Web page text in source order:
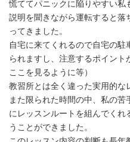
慌ててパニックに陥りやすい私
説明を聞きながら運転すると落
ってきました。
自宅に来てくれるので自宅の
られますし、注意するポイン
ここを見るように等）
教習所とは全く違った実用的な
また限られた時間の中、私の
にレッスンルートを組んでくれ
うことができました。